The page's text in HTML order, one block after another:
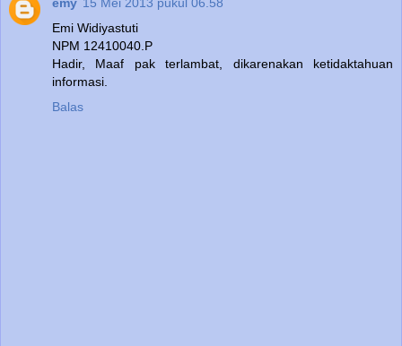
Emi Widiyastuti
NPM 12410040.P
Hadir, Maaf pak terlambat, dikarenakan ketidaktahuan
informasi.
Balas